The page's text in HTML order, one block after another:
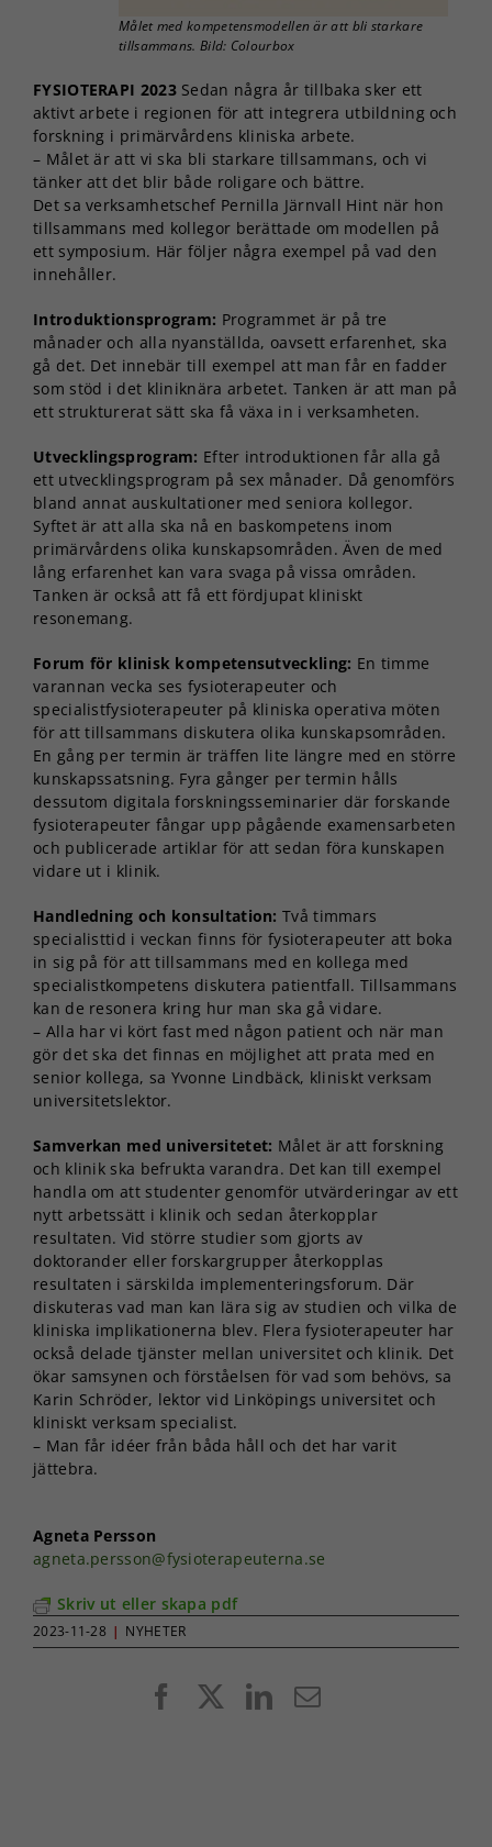
Målet med kompetensmodellen är att bli starkare
tillsammans. Bild: Colourbox
FYSIOTERAPI 2023Sedan några år tillbaka sker ett
aktivt arbete i regionen för att integrera utbildning och
forskning i primärvårdens kliniska arbete.
– Målet är att vi ska bli starkare tillsammans, och vi
tänker att det blir både roligare och bättre.
Det sa verksamhetschef Pernilla Järnvall Hint när hon
tillsammans med kollegor berättade om modellen på
ett symposium. Här följer några exempel på vad den
innehåller.
Introduktionsprogram: Programmet är på tre
månader och alla nyanställda, oavsett erfarenhet, ska
gå det. Det innebär till exempel att man får en fadder
som stöd i det kliniknära arbetet. Tanken är att man på
ett strukturerat sätt ska få växa in i verksamheten.
Utvecklingsprogram: Efter introduktionen får alla gå
ett utvecklingsprogram på sex månader. Då genomförs
bland annat auskultationer med seniora kollegor.
Syftet är att alla ska nå en baskompetens inom
primärvårdens olika kunskapsområden. Även de med
lång erfarenhet kan vara svaga på vissa områden.
Tanken är också att få ett fördjupat kliniskt
resonemang.
Forum för klinisk kompetensutveckling: En timme
varannan vecka ses fysioterapeuter och
specialistfysioterapeuter på kliniska operativa möten
för att tillsammans diskutera olika kunskapsområden.
En gång per termin är träffen lite längre med en större
kunskapssatsning. Fyra gånger per termin hålls
dessutom digitala forskningsseminarier där forskande
fysioterapeuter fångar upp pågående examensarbeten
och publicerade artiklar för att sedan föra kunskapen
vidare ut i klinik.
Handledning och konsultation: Två timmars
specialisttid i veckan finns för fysioterapeuter att boka
in sig på för att tillsammans med en kollega med
specialistkompetens diskutera patientfall. Tillsammans
kan de resonera kring hur man ska gå vidare.
– Alla har vi kört fast med någon patient och när man
gör det ska det finnas en möjlighet att prata med en
senior kollega, sa Yvonne Lindbäck, kliniskt verksam
universitetslektor.
Samverkan med universitetet: Målet är att forskning
och klinik ska befrukta varandra. Det kan till exempel
handla om att studenter genomför utvärderingar av ett
nytt arbetssätt i klinik och sedan återkopplar
resultaten. Vid större studier som gjorts av
doktorander eller forskargrupper återkopplas
resultaten i särskilda implementeringsforum. Där
diskuteras vad man kan lära sig av studien och vilka de
kliniska implikationerna blev. Flera fysioterapeuter har
också delade tjänster mellan universitet och klinik. Det
ökar samsynen och förståelsen för vad som behövs, sa
Karin Schröder, lektor vid Linköpings universitet och
kliniskt verksam specialist.
– Man får idéer från båda håll och det har varit
jättebra.
Agneta Persson
agneta.persson@fysioterapeuterna.se
Skriv ut eller skapa pdf
2023-11-28 | NYHETER
FacebookLinkedIn
E-